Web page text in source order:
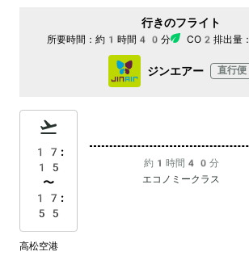
行きのフライト
所要時間： 約1時間40分 CO2排出量：
ジンエアー 直行便
17:
15
〜
17:
55
約1時間40分
エコノミークラス
高松空港